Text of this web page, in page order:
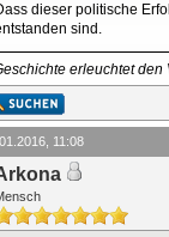
dieser politische
sind.
erleuchtet
11:08